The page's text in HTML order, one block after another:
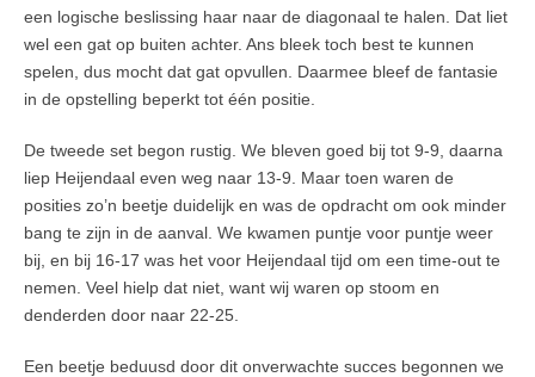
een logische beslissing haar naar de diagonaal te halen. Dat liet
wel een gat op buiten achter. Ans bleek toch best te kunnen
spelen, dus mocht dat gat opvullen. Daarmee bleef de fantasie
in de opstelling beperkt tot één positie.
De tweede set begon rustig. We bleven goed bij tot 9-9, daarna
liep Heijendaal even weg naar 13-9. Maar toen waren de
posities zo’n beetje duidelijk en was de opdracht om ook minder
bang te zijn in de aanval. We kwamen puntje voor puntje weer
bij, en bij 16-17 was het voor Heijendaal tijd om een time-out te
nemen. Veel hielp dat niet, want wij waren op stoom en
denderden door naar 22-25.
Een beetje beduusd door dit onverwachte succes begonnen we